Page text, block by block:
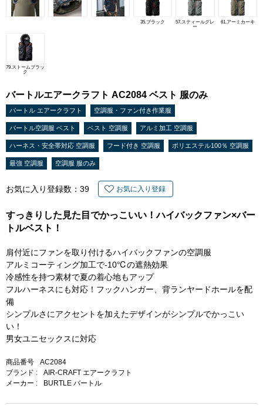
35.ブラック
57.スティールグレ
ー
61.アーミカーキ
79.ストームブラッ
ク
バートルエアークラフト AC2084 ベスト 服のみ
バートル エアークラフト 空調服・ファン付き作業服
バートル空調服 ベスト ベスト 空調服 アルミ加工 空調服
ハーネス・安全帯対応 空調服 フード付き 空調服 ポリエステル100％ 空調服
最強 空調服 空調服 服のみ
お気に入り登録数： 39 お気に入り登録
すっきりした見た目でかっこいい！ハイバックファン×バー
トルベスト！
肩付近にファンを取り付けるハイバックファンの空調服
アルミコーティング加工で-10℃の遮熱効果
冷感性を持つ素材で夏の着心地もアップ
フルハーネスにも対応！フックハンガー、背ランヤードホールを配
備
シンプルさにアクセントを加えたデザインがシンプルでかっこい
い！
男女ユニセックスに対応
商品番号
AC2084
ブランド :
AIR-CRAFT エアークラフト
メーカー :
BURTLE バートル